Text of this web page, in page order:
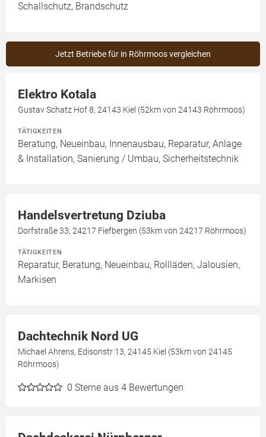
Schallschutz, Brandschutz
Jetzt Betriebe für in Röhrmoos vergleichen
Elektro Kotala
Gustav Schatz Hof 8, 24143 Kiel (52km von 24143 Röhrmoos)
TÄTIGKEITEN
Beratung, Neueinbau, Innenausbau, Reparatur, Anlage
& Installation, Sanierung / Umbau, Sicherheitstechnik
Handelsvertretung Dziuba
Dorfstraße 33, 24217 Fiefbergen (53km von 24217 Röhrmoos)
TÄTIGKEITEN
Reparatur, Beratung, Neueinbau, Rollläden, Jalousien,
Markisen
Dachtechnik Nord UG
Michael Ahrens, Edisonstr 13, 24145 Kiel (53km von 24145
Röhrmoos)
0 Sterne aus 4 Bewertungen